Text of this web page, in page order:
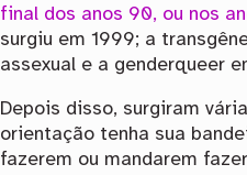
final dos anos 90, ou nos
surgiu em 1999; a
assexual e a genderqueer
Depois disso, surgiram
orientação tenha sua
fazerem ou mandarem